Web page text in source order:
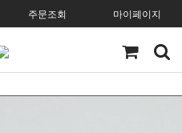
주문조회 마이페이지